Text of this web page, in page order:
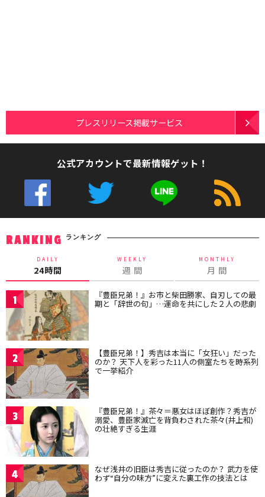
プレスリリース掲載サービス
公式アカウントで最新情報ゲット！
RANKING ランキング
DAILY
24時間
WEEKLY
週 間
MONTHLY
月 間
1 『豊臣兄弟！』お市と柴田勝家、自刃しての最
期と「辞世の句」…運命を共にした２人の悲劇
2 【豊臣兄弟！】秀吉は本当に「女狂い」だった
のか？ 天下人を彩った11人の側室たちを時系列
で一挙紹介
3 『豊臣兄弟！』茶々＝悪女はほぼ創作？秀吉が
溺愛、豊臣家滅亡を背負わされた茶々(井上和)
の壮絶すぎる生涯
4 なぜ浅井の旧臣は秀吉に従ったのか？ 武力を使
わず“自分の味方”に変えた裏工作の技法とは